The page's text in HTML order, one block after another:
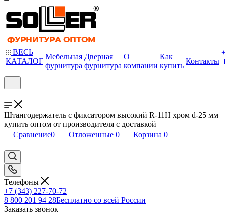
ВЕСЬ
КАТАЛОГ
Мебельная
фурнитура
Дверная
фурнитура
О
компании
Как
купить
Контакты
Штангодержатель с фиксатором высокий R-11H хром d-25 мм
купить оптом от производителя с доставкой
Сравнение0 Отложенные 0 Корзина 0
Телефоны
+7 (343) 227-70-72
8 800 201 94 28Бесплатно со всей России
Заказать звонок